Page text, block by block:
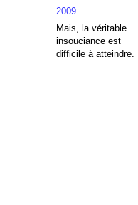
2009
Mais, la véritable
insouciance est
difficile à atteindre.